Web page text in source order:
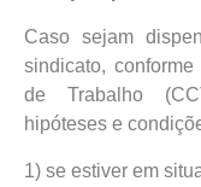
Caso sejam
sindicato,
de Trabalho
hipóteses e
1) se estiver em